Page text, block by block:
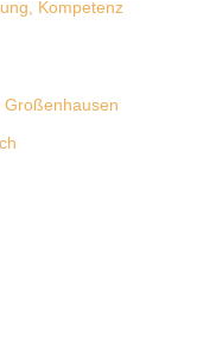
Kompetenz